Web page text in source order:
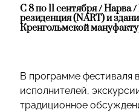
С 8 по 11 сентября / Нарва
резиденция (NART) и
Кренгольмской
В программе фестиваля
исполнителей,
традиционное